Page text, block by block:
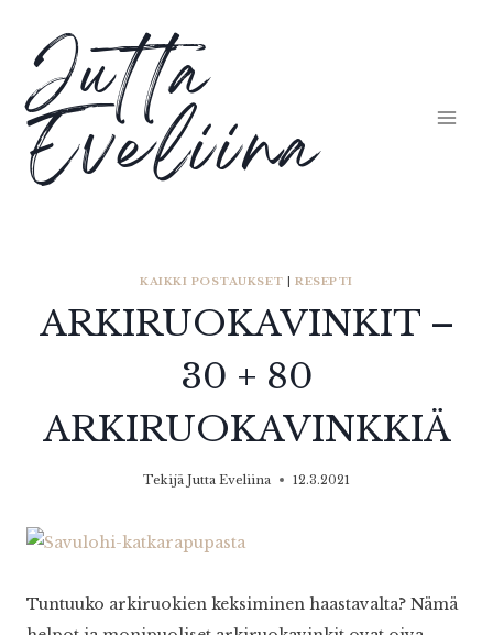
sisältöön
Jutta
Eveliina
KAIKKI POSTAUKSET |RESEPTI
ARKIRUOKAVINKIT –
30 + 80
ARKIRUOKAVINKKIÄ
Tekijä Jutta Eveliina 12.3.2021
Tuntuuko arkiruokien keksiminen haastavalta? Nämä